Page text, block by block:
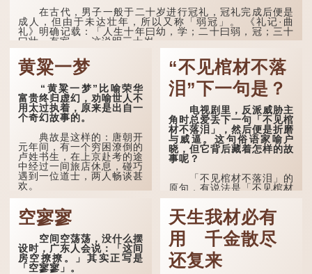
在古代，男子一般于二十岁进行冠礼，冠礼完成后便是
成人，但由于未达壮年，所以又称「弱冠」。 《礼记·曲
礼》明确记载：「人生十年曰幼，学；二十曰弱，冠；三十
曰壮，有室。」这说明三十岁...
黄粱一梦
“黄粱一梦”比喻荣华
富贵终归虚幻，劝喻世人不
用太过执着，原来是出自一
个奇幻故事的。
典故是这样的：唐朝开
元年间，有一个穷困潦倒的
卢姓书生，在上京赴考的途
中经过一间旅店休息，碰巧
遇到一位道士，两人畅谈甚
欢。
言谈间，卢姓书生感慨
自己虽贵为读书人，但一直
未能考取功名，仍然贫困，
感到十分落泊。于是，道士
拿出一个青瓷枕头，让卢姓
书生睡一睡，便能满足他希
望得到荣华富贵的愿望。
“不见棺材不落
泪”下一句是？
电视剧里，反派威胁主
角时总爱丢下一句「不见棺
材不落泪」，然后便是折磨
与威逼。这句俗语家喻户
晓，但它背后藏着怎样的故
事呢？
「不见棺材不落泪」的
原句，有说法是「不见棺材
不下泪」或「不见亲棺不下
泪」，出自明朝兰陵笑笑生
所著的《金瓶梅词话》第九
十八回。原意是指人未亲眼
见到亲人棺木，便不会真正
感到悲伤；后来引申为比喻
人执迷不悟，不到彻底失
败，便不肯罢休。
空寥寥
空间空荡荡，没什么摆
设时，广东人会说：「这间
房空撩撩。」其实正写是
「空寥寥」。
天生我材必有
用 千金散尽
还复来